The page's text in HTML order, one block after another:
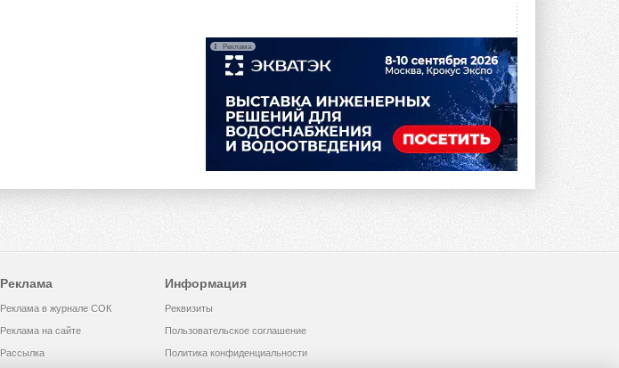
Реклама
Реклама
Реклама в журнале СОК
Реклама на сайте
Рассылка
Информация
Реквизиты
Пользовательское соглашение
Политика конфиденциальности